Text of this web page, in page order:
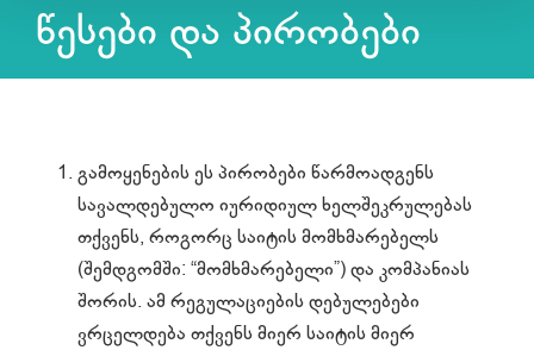
წესები და პირობები
გამოყენების ეს პირობები წარმოადგენს
სავალდებულო იურიდიულ ხელშეკრულებას
თქვენს, როგორც საიტის მომხმარებელს
(შემდგომში: “მომხმარებელი”) და კომპანიას
შორის. ამ რეგულაციების დებულებები
ვრცელდება თქვენს მიერ საიტის მიერ